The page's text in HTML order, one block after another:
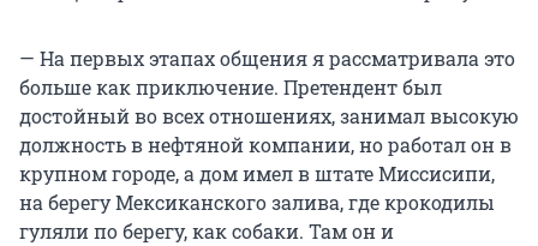
— На первых этапах общения я рассматривала это
больше как приключение. Претендент был
достойный во всех отношениях, занимал высокую
должность в нефтяной компании, но работал он в
крупном городе, а дом имел в штате Миссисипи,
на берегу Мексиканского залива, где крокодилы
гуляли по берегу, как собаки. Там он и